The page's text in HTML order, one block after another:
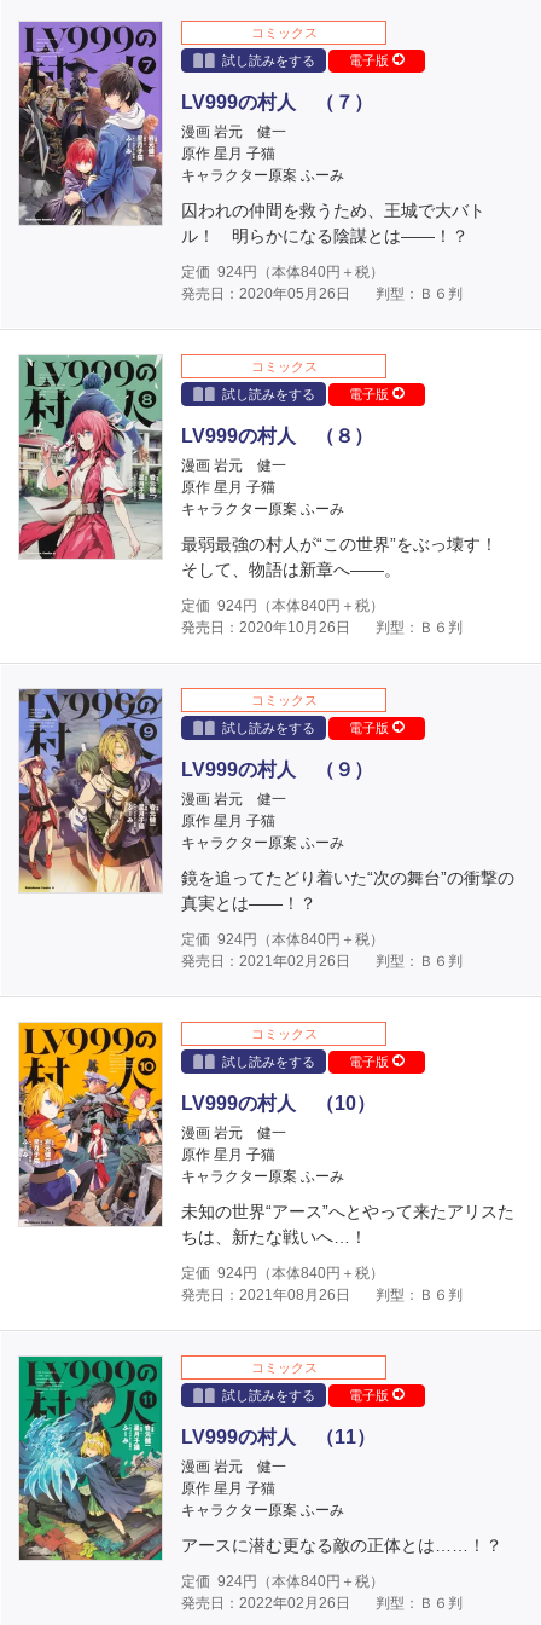
コミックス
試し読みをする
電子版
LV999の村人 （７）
漫画 岩元 健一
原作 星月 子猫
キャラクター原案 ふーみ
囚われの仲間を救うため、王城で大バト
ル！ 明らかになる陰謀とは――！？
定価 924円（本体840円＋税）
発売日：2020年05月26日
判型：Ｂ６判
コミックス
試し読みをする
電子版
LV999の村人 （８）
漫画 岩元 健一
原作 星月 子猫
キャラクター原案 ふーみ
最弱最強の村人が“この世界”をぶっ壊す！
そして、物語は新章へ――。
定価 924円（本体840円＋税）
発売日：2020年10月26日
判型：Ｂ６判
コミックス
試し読みをする
電子版
LV999の村人 （９）
漫画 岩元 健一
原作 星月 子猫
キャラクター原案 ふーみ
鏡を追ってたどり着いた“次の舞台”の衝撃の
真実とは――！？
定価 924円（本体840円＋税）
発売日：2021年02月26日
判型：Ｂ６判
コミックス
試し読みをする
電子版
LV999の村人 （10）
漫画 岩元 健一
原作 星月 子猫
キャラクター原案 ふーみ
未知の世界“アース”へとやって来たアリスた
ちは、新たな戦いへ…！
定価 924円（本体840円＋税）
発売日：2021年08月26日
判型：Ｂ６判
コミックス
試し読みをする
電子版
LV999の村人 （11）
漫画 岩元 健一
原作 星月 子猫
キャラクター原案 ふーみ
アースに潜む更なる敵の正体とは……！？
定価 924円（本体840円＋税）
発売日：2022年02月26日
判型：Ｂ６判